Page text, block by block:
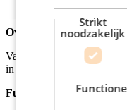
vraagbaak voor
Over het bedrijf
Vanuit USG Legal kom je
in Almere.
Functie eisen
Strikt
noodzakelijk